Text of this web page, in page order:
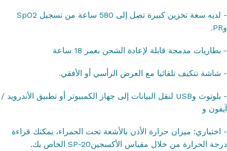
- لديه سعة تخزين كبيرة تصل إلى 580 ساعة من تسجيل SpO2
وPR.
- بطاريات مدمجة قابلة لإعادة الشحن بعمر 18 ساعة
- شاشة تتكيف تلقائيا مع العرض الرأسي أو الأفقي.
- بلوتوث وUSB لنقل البيانات إلى جهاز الكمبيوتر أو تطبيق الأندرويد /
آيفون و
- اختياري: ميزان حرارة الأذن بالأشعة تحت الحمراء، يمكنك قراءة
درجة الحرارة من خلال مقياس الأكسجينSP-20 الخاص بك.